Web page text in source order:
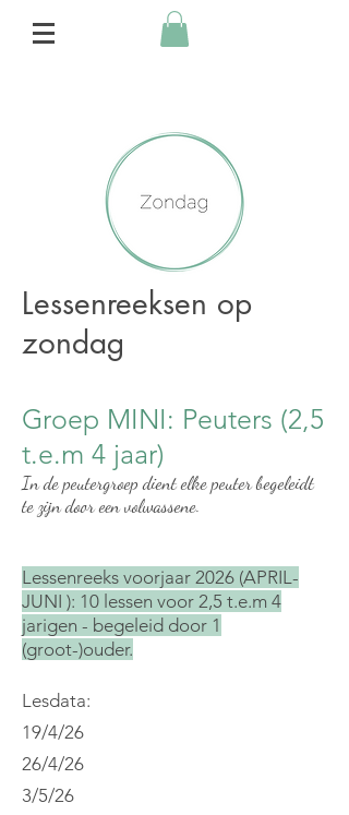
Lessenreeksen op
zondag
Groep MINI: Peuters (2,5
t.e.m 4 jaar)
In de peutergroep dient elke peuter begeleidt
te zijn door een volwassene.
Lessenreeks voorjaar 2026 (APRIL-
JUNI ): 10 lessen voor 2,5 t.e.m 4
jarigen - begeleid door 1
(groot-)ouder.
Lesdata:
19/4/26
26/4/26
3/5/26